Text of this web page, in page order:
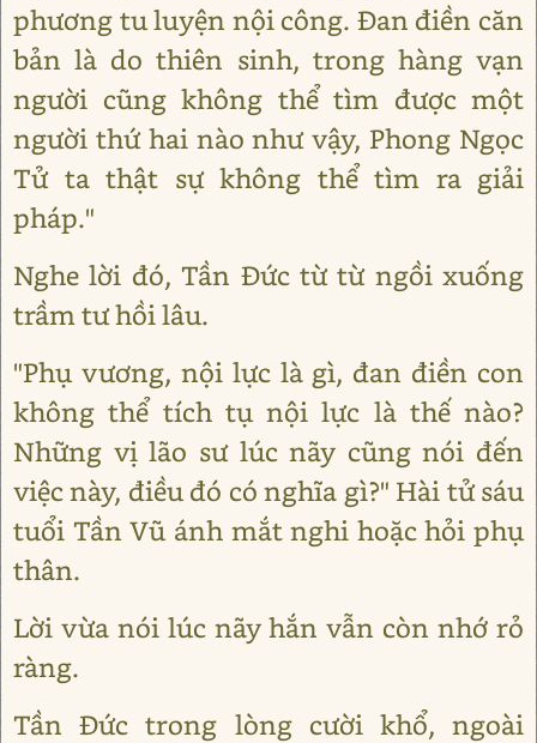
phương tu luyện nội công. Đan điền căn
bản là do thiên sinh, trong hàng vạn
người cũng không thể tìm được một
người thứ hai nào như vậy, Phong Ngọc
Tử ta thật sự không thể tìm ra giải
pháp."
Nghe lời đó, Tần Đức từ từ ngồi xuống
trầm tư hồi lâu.
"Phụ vương, nội lực là gì, đan điền con
không thể tích tụ nội lực là thế nào?
Những vị lão sư lúc nãy cũng nói đến
việc này, điều đó có nghĩa gì?" Hài tử sáu
tuổi Tần Vũ ánh mắt nghi hoặc hỏi phụ
thân.
Lời vừa nói lúc nãy hắn vẫn còn nhớ rỏ
ràng.
Tần Đức trong lòng cười khổ, ngoài